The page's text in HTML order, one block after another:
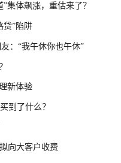
集体飙涨，重估来了？
贷”陷阱
：“我午休你也午休”
新体验
到了什么？
向大客户收费